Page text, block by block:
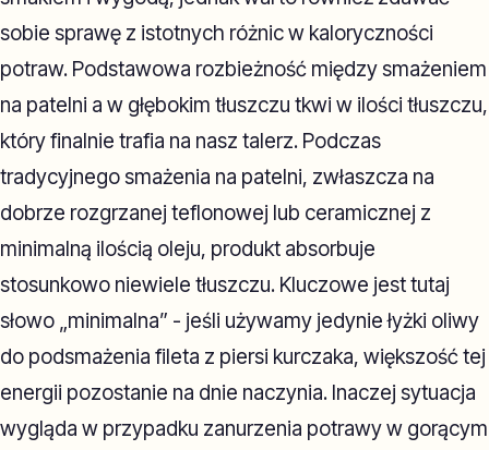
sobie sprawę z istotnych różnic w kaloryczności
potraw. Podstawowa rozbieżność między smażeniem
na patelni a w głębokim tłuszczu tkwi w ilości tłuszczu,
który finalnie trafia na nasz talerz. Podczas
tradycyjnego smażenia na patelni, zwłaszcza na
dobrze rozgrzanej teflonowej lub ceramicznej z
minimalną ilością oleju, produkt absorbuje
stosunkowo niewiele tłuszczu. Kluczowe jest tutaj
słowo „minimalna” - jeśli używamy jedynie łyżki oliwy
do podsmażenia fileta z piersi kurczaka, większość tej
energii pozostanie na dnie naczynia. Inaczej sytuacja
wygląda w przypadku zanurzenia potrawy w gorącym